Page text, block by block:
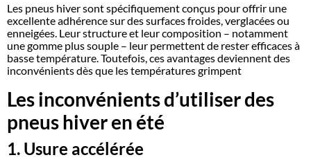
Les pneus hiver sont spécifiquement conçus pour offrir une
excellente adhérence sur des surfaces froides, verglacées ou
enneigées. Leur structure et leur composition – notamment
une gomme plus souple – leur permettent de rester efficaces à
basse température. Toutefois, ces avantages deviennent des
inconvénients dès que les températures grimpent
Les inconvénients d’utiliser des
pneus hiver en été
1. Usure accélérée